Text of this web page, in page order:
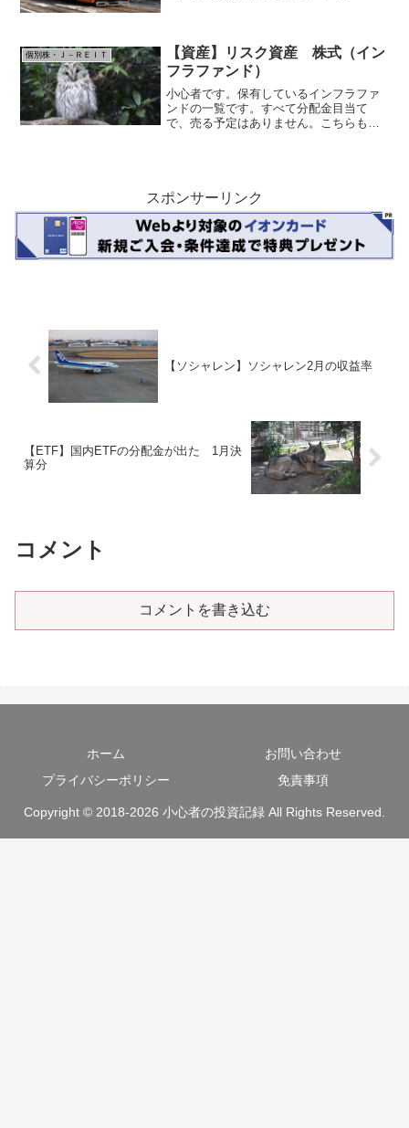
品セク...
個別株・Ｊ－ＲＥＩＴ
【資産】リスク資産 株式（イン
フラファンド）
小心者です。保有しているインフラファ
ンドの一覧です。すべて分配金目当て
で、売る予定はありません。こちらもＪ
スポンサーリンク
【ソシャレン】ソシャレン2月の収益率
【ETF】国内ETFの分配金が出た 1月決
算分
コメント
コメントを書き込む
ホーム
お問い合わせ
プライバシーポリシー
免責事項
Copyright © 2018-2026 小心者の投資記録 All Rights Reserved.